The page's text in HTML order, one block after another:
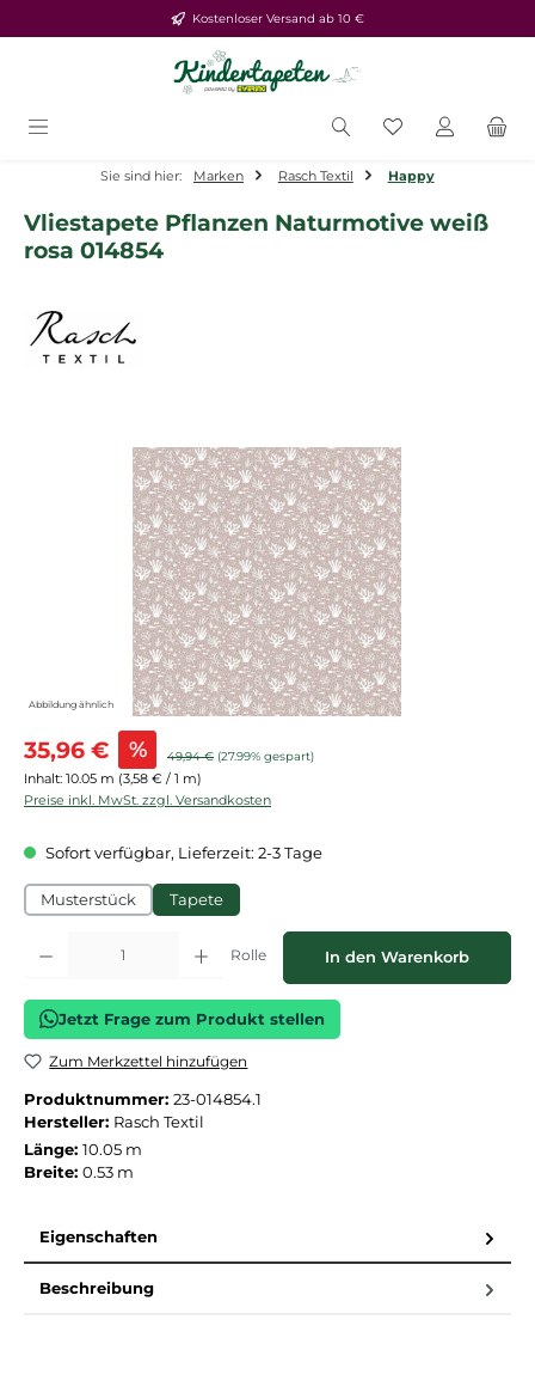
Zum Hauptinhalt springenKostenloser Versand ab 10 €
Du hast 0
Sie sind hier: Marken Rasch Textil Happy
Vliestapete Pflanzen Naturmotive weiß
rosa 014854
Bildergalerie überspringen
Abbildung ähnlich
Verkaufspreis:
35,96 € % Regulärer Preis:
49,94 € (27.99% gespart)
Inhalt: 10.05 m (3,58 € / 1 m)
Preise inkl. MwSt. zzgl. Versandkosten
Sofort verfügbar, Lieferzeit: 2-3 Tage
Musterstück Tapete
Produkt Anzahl: Gib den gewünschten Wert ein oder benutze die
Rolle In den Warenkorb
Jetzt Frage zum Produkt stellen
Zum Merkzettel hinzufügen
Produktnummer: 23-014854.1
Hersteller: Rasch Textil
Länge: 10.05 m
Breite: 0.53 m
Eigenschaften
Beschreibung